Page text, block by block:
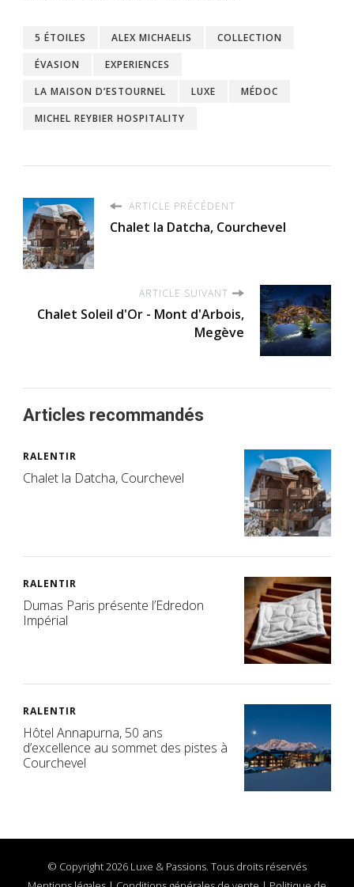
5 ÉTOILES ALEX MICHAELIS
COLLECTION
ÉVASION
EXPERIENCES
LA MAISON D’ESTOURNEL
LUXE
MÉDOC
MICHEL REYBIER HOSPITALITY
ARTICLE PRÉCÉDENT
Chalet la Datcha, Courchevel
ARTICLE SUIVANT
Chalet Soleil d'Or - Mont d'Arbois,
Megève
Articles recommandés
RALENTIR
Chalet la Datcha, Courchevel
RALENTIR
Dumas Paris présente l’Edredon
Impérial
RALENTIR
Hôtel Annapurna, 50 ans
d’excellence au sommet des pistes à
Courchevel
© Copyright 2026 Luxe & Passions. Tous droits réservés